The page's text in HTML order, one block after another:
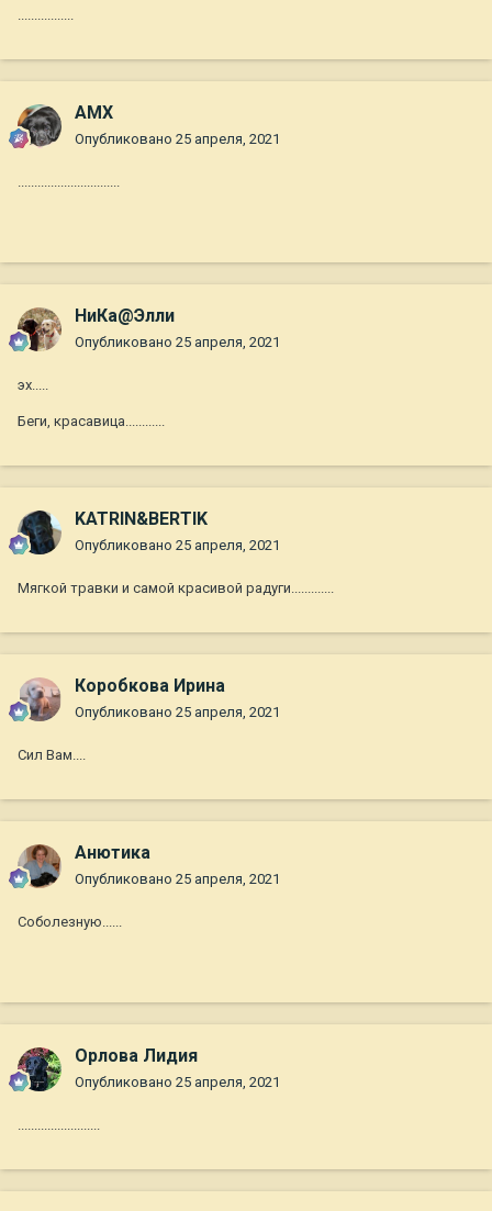
.................
AMX
Опубликовано 25 апреля, 2021
...............................
НиКа@Элли
Опубликовано 25 апреля, 2021
эх.....
Беги, красавица............
KATRIN&BERTIK
Опубликовано 25 апреля, 2021
Мягкой травки и самой красивой радуги.............
Коробкова Ирина
Опубликовано 25 апреля, 2021
Сил Вам....
Анютика
Опубликовано 25 апреля, 2021
Соболезную......
Орлова Лидия
Опубликовано 25 апреля, 2021
.........................